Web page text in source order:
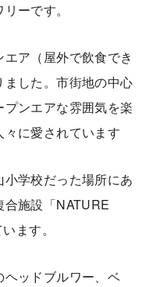
ーです。
ア（屋外で飲食でき
した。市街地の中心
ンエアな雰囲気を楽
に愛されています
学校だった場所にあ
合施設「NATURE
ます。
ッドブルワー、ベ